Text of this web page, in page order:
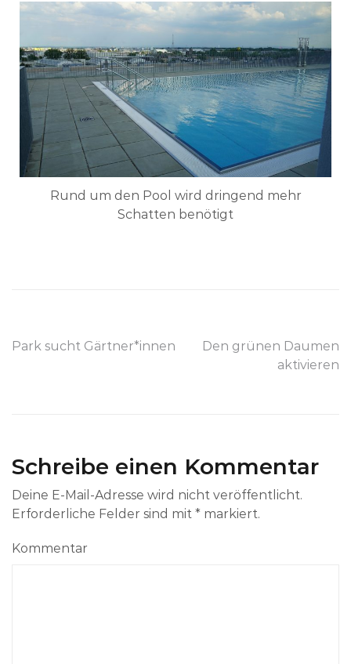
Rund um den Pool wird dringend mehr
Schatten benötigt
Park sucht Gärtner*innen
Den grünen Daumen
aktivieren
Schreibe einen Kommentar
Deine E-Mail-Adresse wird nicht veröffentlicht.
Erforderliche Felder sind mit * markiert.
Kommentar